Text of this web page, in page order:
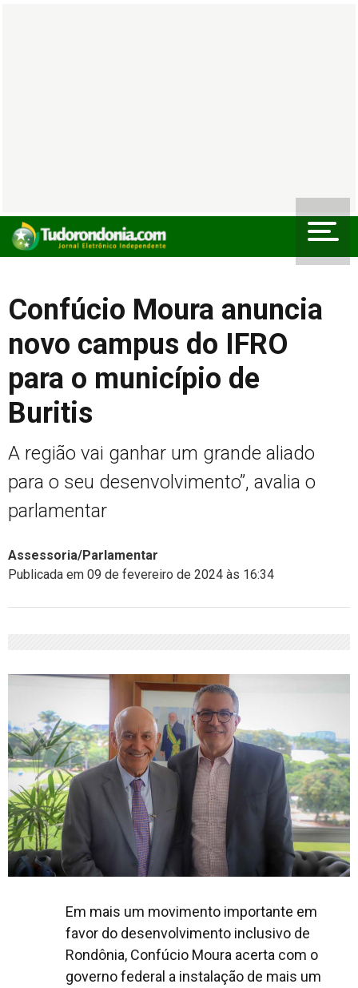
Confúcio Moura anuncia
novo campus do IFRO
para o município de
Buritis
A região vai ganhar um grande aliado
para o seu desenvolvimento”, avalia o
parlamentar
Assessoria/Parlamentar
Publicada em 09 de fevereiro de 2024 às 16:34
Em mais um movimento importante em
favor do desenvolvimento inclusivo de
Rondônia, Confúcio Moura acerta com o
governo federal a instalação de mais um